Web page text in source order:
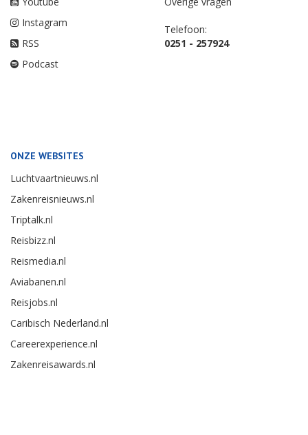
Instagram
RSS
Podcast
Telefoon:
0251 - 257924
ONZE WEBSITES
Luchtvaartnieuws.nl
Zakenreisnieuws.nl
Triptalk.nl
Reisbizz.nl
Reismedia.nl
Aviabanen.nl
Reisjobs.nl
Caribisch Nederland.nl
Careerexperience.nl
Zakenreisawards.nl